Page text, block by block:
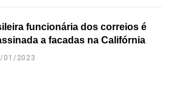
funcionária dos correios é
a facadas na Califórnia
01/2023